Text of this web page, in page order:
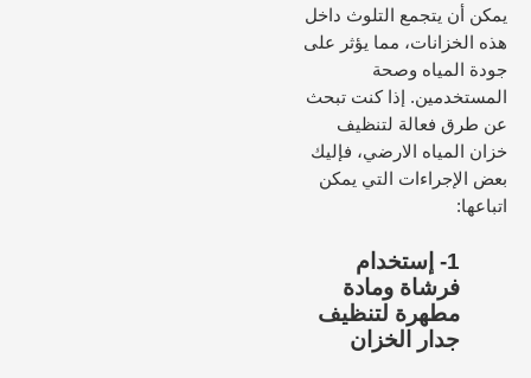
يمكن أن يتجمع التلوث داخل
هذه الخزانات، مما يؤثر على
جودة المياه وصحة
المستخدمين. إذا كنت تبحث
عن طرق فعالة لتنظيف
خزان المياه الارضي، فإليك
بعض الإجراءات التي يمكن
اتباعها:
1-
إستخدام
فرشاة ومادة
مطهرة لتنظيف
جدار الخزان